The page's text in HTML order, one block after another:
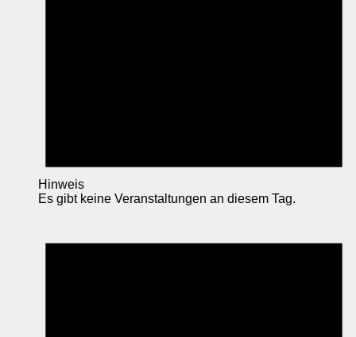
Hinweis
Es gibt keine Veranstaltungen an diesem Tag.